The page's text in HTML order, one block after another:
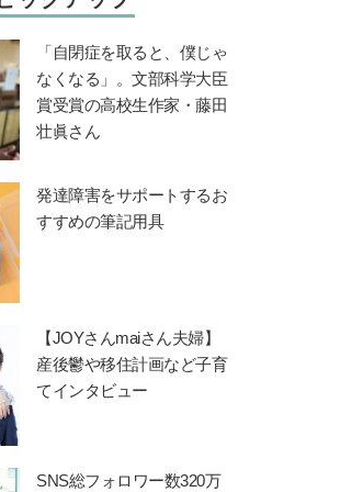
「自閉症を取ると、僕じゃ
なくなる」。文部科学大臣
賞受賞の高校生作家・藤田
壮眞さん
発達障害をサポートするお
すすめの筆記用具
【JOYさんmaiさん夫婦】
産後鬱や移住計画など子育
てインタビュー
SNS総フォロワー数320万